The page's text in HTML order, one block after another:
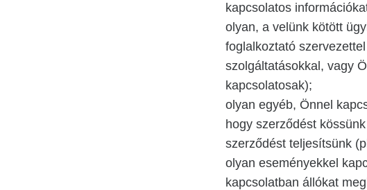
kapcsolatos
olyan, a velünk kötött
foglalkoztató
szolgáltatásokkal, vagy
kapcsolatosak);
olyan egyéb, Önnel
hogy szerződést
szerződést teljesítsünk
olyan eseményekkel
kapcsolatban állókat